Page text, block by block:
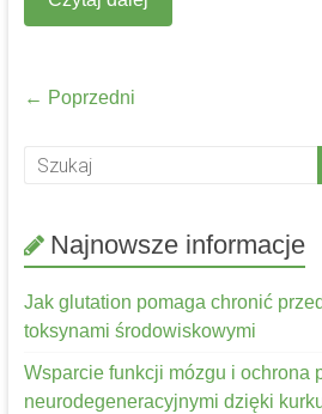
← Poprzedni
Najnowsze informacje
Jak glutation pomaga chronić
toksynami środowiskowymi
Wsparcie funkcji mózgu i ochrona
neurodegeneracyjnymi dzięki